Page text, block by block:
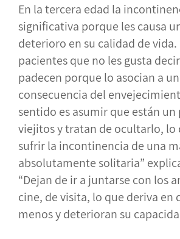
En la tercera edad la
significativa porque les causa
deterioro en su calidad de vida.
pacientes que no les gusta
padecen porque lo asocian a
consecuencia del
sentido es asumir que están un
viejitos y tratan de ocultarlo, lo
sufrir la incontinencia de una
absolutamente solitaria”
“Dejan de ir a juntarse con los
cine, de visita, lo que deriva en
menos y deterioran su